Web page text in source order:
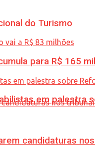
candidaturas
do Turismo
para R$ 165
em palestra